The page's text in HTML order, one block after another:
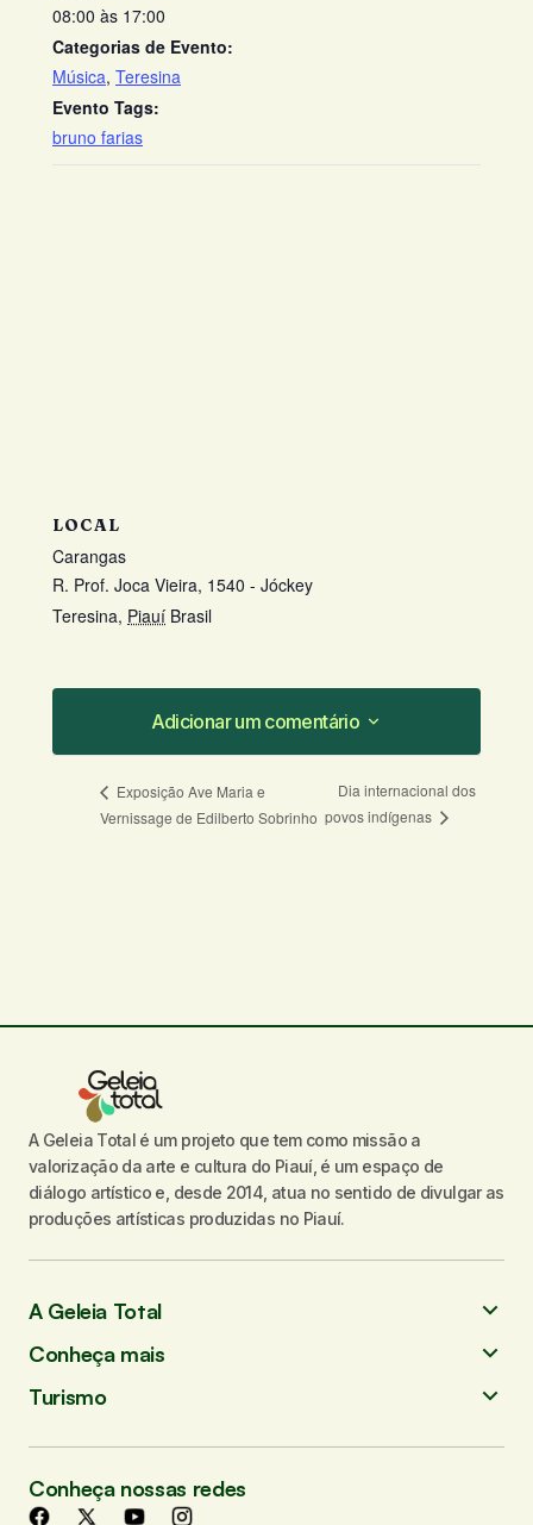
08:00 às 17:00
Categorias de Evento:
Música, Teresina
Evento Tags:
bruno farias
LOCAL
Carangas
R. Prof. Joca Vieira, 1540 - Jóckey
Teresina, Piauí Brasil
Adicionar um comentário
Adicionar um comentário
Seu nome
Seu e-mail*
Exposição Ave Maria e
Vernissage de Edilberto Sobrinho
Dia internacional dos
povos indígenas
A Geleia Total é um projeto que tem como missão a
valorização da arte e cultura do Piauí, é um espaço de
diálogo artístico e, desde 2014, atua no sentido de divulgar as
produções artísticas produzidas no Piauí.
A Geleia Total
Conheça mais
Turismo
Conheça nossas redes